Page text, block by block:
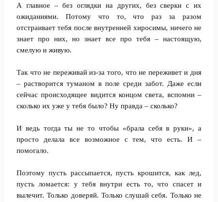
А главное – без оглядки на других, без сверки с их
ожиданиями. Потому что то, что раз за разом
отстраивает тебя после внутренней хиросимы, ничего не
знает про них, но знает все про тебя – настоящую,
смелую и живую.
Так что не переживай из-за того, что не переживет и дня
– растворится туманом в поле среди забот. Даже если
сейчас происходящее видится концом света, вспомни –
сколько их уже у тебя было? Ну правда – сколько?
И ведь тогда ты не то чтобы «брала себя в руки», а
просто делала все возможное с тем, что есть. И –
помогало.
Поэтому пусть рассыпается, пусть крошится, как лед,
пусть ломается: у тебя внутри есть то, что спасет и
вылечит. Только доверяй. Только слушай себя. Только не